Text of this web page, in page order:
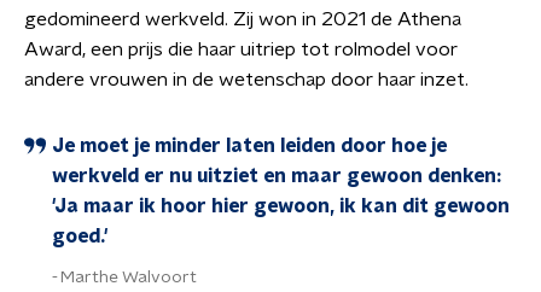
gedomineerd werkveld. Zij won in 2021 de Athena
Award, een prijs die haar uitriep tot rolmodel voor
andere vrouwen in de wetenschap door haar inzet.
Je moet je minder laten leiden door hoe je
werkveld er nu uitziet en maar gewoon denken:
'Ja maar ik hoor hier gewoon, ik kan dit gewoon
goed.'
Marthe Walvoort